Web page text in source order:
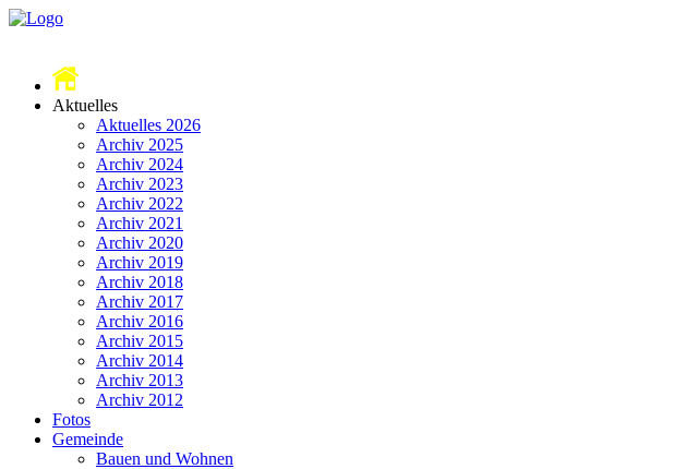
Aktuelles
Aktuelles 2026
Archiv 2025
Archiv 2024
Archiv 2023
Archiv 2022
Archiv 2021
Archiv 2020
Archiv 2019
Archiv 2018
Archiv 2017
Archiv 2016
Archiv 2015
Archiv 2014
Archiv 2013
Archiv 2012
Fotos
Gemeinde
Bauen und Wohnen